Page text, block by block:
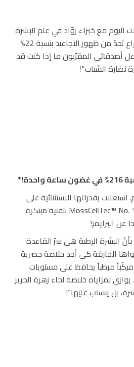
اليوم مع خبراء روّاد في علم البشرة
لابتكار هذا السيروم المعجزة الذي يجمع بين ببتيدات حائزة براءة اختراع تحدّ من ظهور التجاعيد بنسبة 22%
أصدقائي المقرّبون ما إذا كنت قد
نضارة الشباب”!
216% في غضون ساعة واحدة!*
التي أبصرت النور قبل 470 مليون عام. استعانت بقدراتها الاستثنائية على
التكيّف لتصمد من أيّام ما قبل التاريخ وحتّى هذا اليوم. يتميّز مركّب MossCellTec™ No. 1 بتقنية مبتكرة
البرايمر!
البشرة الرطبة هي سرّ القاعدة
الخارقة كي أجد خلاصة حصرية
مركّباً مرطباً يحافظ على مستويات
بمزاياه خلاصة لحاء زهرة الحرير
بل ينساب عليها”!